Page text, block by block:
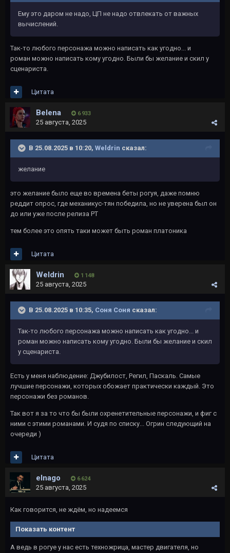
Ему это даром не надо, ЦП не надо отвлекать от важных
вычислений.
Так-то любого персонажа можно написать как угодно... и
роман можно написать кому угодно. Были бы желание и скил у
сценариста.
Цитата
Belena 6 933
25 августа, 2025
В 25.08.2025 в 10:20, Weldrin сказал:
желание
это желание было еще во времена беты рогуя, даже помню
реддит опрос, где механикус-тян победила, но не уверена был он
до или уже после релиза РТ
тем более это опять таки может быть роман платоника
Цитата
Weldrin 1 148
25 августа, 2025
В 25.08.2025 в 10:35, Соня Соня сказал:
Так-то любого персонажа можно написать как угодно... и
роман можно написать кому угодно. Были бы желание и скил
у сценариста.
Есть у меня наблюдение: Джубилост, Регил, Паскаль. Самые
лучшие персонажи, которых обожает практически каждый. Это
персонажи без романов.
Так вот я за то что бы были охренетительные персонажи, и фиг с
ними с этими романами. И судя по списку... Огрин следующий на
очереди )
Цитата
elnago 6 624
25 августа, 2025
Как говорится, не ждём, но надеемся
Показать контент
А ведь в рогуе у нас есть техножрица, мастер двигателя, но